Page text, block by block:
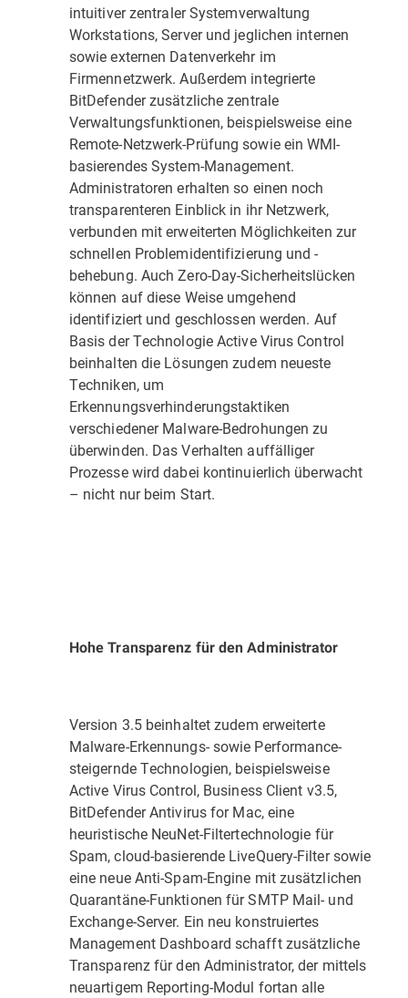
intuitiver zentraler Systemverwaltung
Workstations, Server und jeglichen internen
sowie externen Datenverkehr im
Firmennetzwerk. Außerdem integrierte
BitDefender zusätzliche zentrale
Verwaltungsfunktionen, beispielsweise eine
Remote-Netzwerk-Prüfung sowie ein WMI-
basierendes System-Management.
Administratoren erhalten so einen noch
transparenteren Einblick in ihr Netzwerk,
verbunden mit erweiterten Möglichkeiten zur
schnellen Problemidentifizierung und -
behebung. Auch Zero-Day-Sicherheitslücken
können auf diese Weise umgehend
identifiziert und geschlossen werden. Auf
Basis der Technologie Active Virus Control
beinhalten die Lösungen zudem neueste
Techniken, um
Erkennungsverhinderungstaktiken
verschiedener Malware-Bedrohungen zu
überwinden. Das Verhalten auffälliger
Prozesse wird dabei kontinuierlich überwacht
– nicht nur beim Start.
Hohe Transparenz für den Administrator
Version 3.5 beinhaltet zudem erweiterte
Malware-Erkennungs- sowie Performance-
steigernde Technologien, beispielsweise
Active Virus Control, Business Client v3.5,
BitDefender Antivirus for Mac, eine
heuristische NeuNet-Filtertechnologie für
Spam, cloud-basierende LiveQuery-Filter sowie
eine neue Anti-Spam-Engine mit zusätzlichen
Quarantäne-Funktionen für SMTP Mail- und
Exchange-Server. Ein neu konstruiertes
Management Dashboard schafft zusätzliche
Transparenz für den Administrator, der mittels
neuartigem Reporting-Modul fortan alle